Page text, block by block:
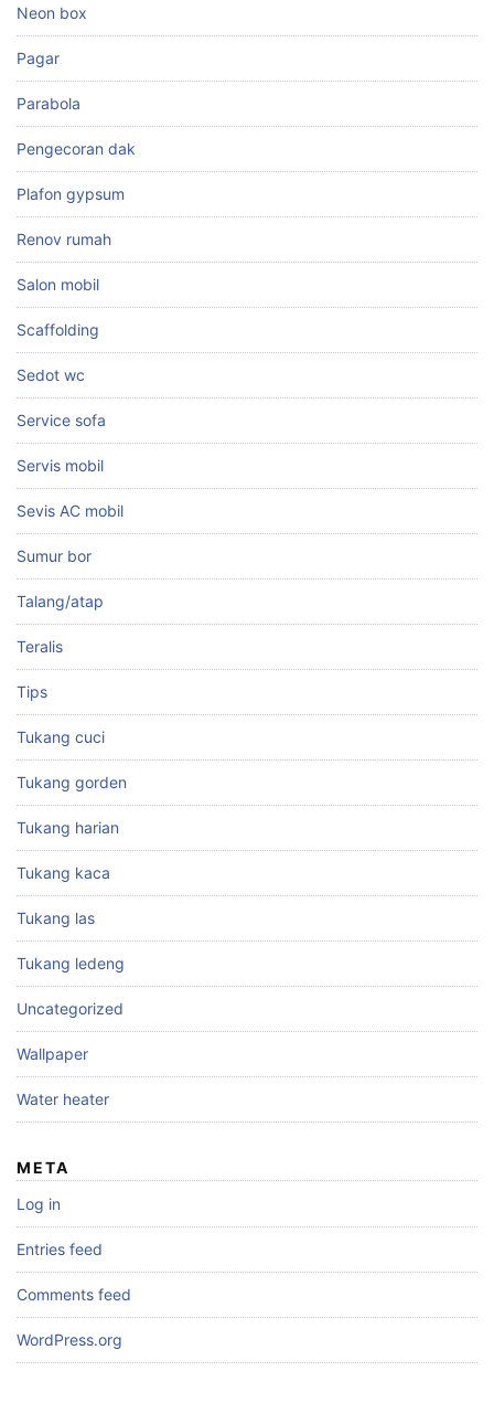
Neon box
Pagar
Parabola
Pengecoran dak
Plafon gypsum
Renov rumah
Salon mobil
Scaffolding
Sedot wc
Service sofa
Servis mobil
Sevis AC mobil
Sumur bor
Talang/atap
Teralis
Tips
Tukang cuci
Tukang gorden
Tukang harian
Tukang kaca
Tukang las
Tukang ledeng
Uncategorized
Wallpaper
Water heater
META
Log in
Entries feed
Comments feed
WordPress.org